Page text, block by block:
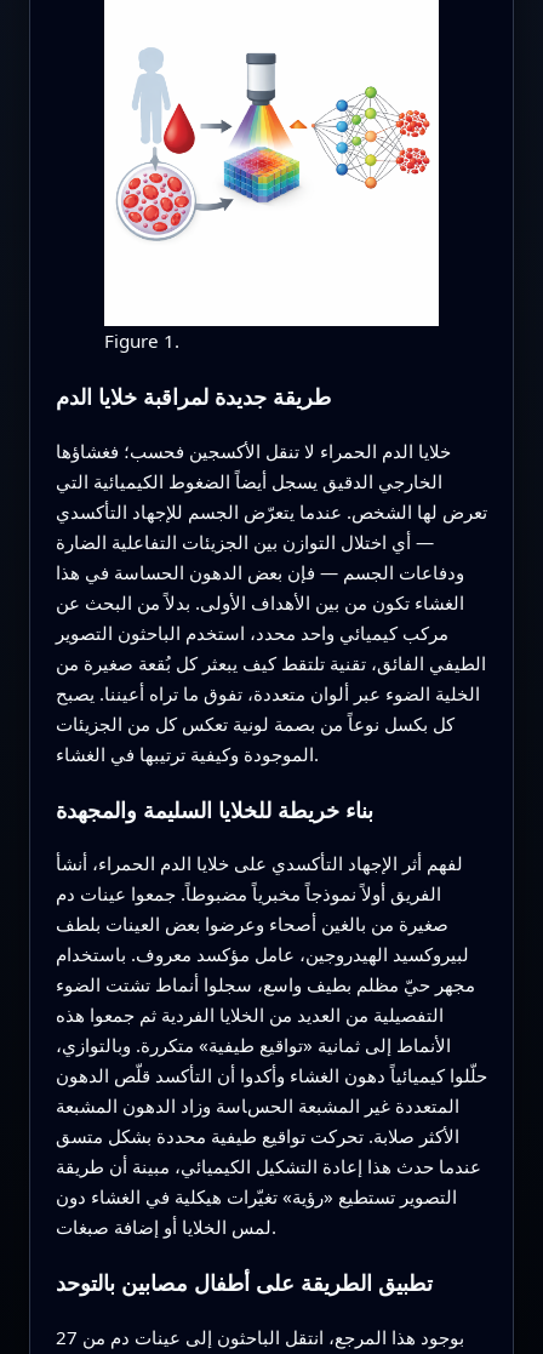
Figure 1.
طريقة جديدة لمراقبة خلايا الدم
خلايا الدم الحمراء لا تنقل الأكسجين فحسب؛ فغشاؤها
الخارجي الدقيق يسجل أيضاً الضغوط الكيميائية التي
تعرض لها الشخص. عندما يتعرّض الجسم للإجهاد التأكسدي
— أي اختلال التوازن بين الجزيئات التفاعلية الضارة
ودفاعات الجسم — فإن بعض الدهون الحساسة في هذا
الغشاء تكون من بين الأهداف الأولى. بدلاً من البحث عن
مركب كيميائي واحد محدد، استخدم الباحثون التصوير
الطيفي الفائق، تقنية تلتقط كيف يبعثر كل بُقعة صغيرة من
الخلية الضوء عبر ألوان متعددة، تفوق ما تراه أعيننا. يصبح
كل بكسل نوعاً من بصمة لونية تعكس كل من الجزيئات
الموجودة وكيفية ترتيبها في الغشاء.
بناء خريطة للخلايا السليمة والمجهدة
لفهم أثر الإجهاد التأكسدي على خلايا الدم الحمراء، أنشأ
الفريق أولاً نموذجاً مخبرياً مضبوطاً. جمعوا عينات دم
صغيرة من بالغين أصحاء وعرضوا بعض العينات بلطف
لبيروكسيد الهيدروجين، عامل مؤكسد معروف. باستخدام
مجهر حيّ مظلم بطيف واسع، سجلوا أنماط تشتت الضوء
التفصيلية من العديد من الخلايا الفردية ثم جمعوا هذه
الأنماط إلى ثمانية «تواقيع طيفية» متكررة. وبالتوازي،
حلّلوا كيميائياً دهون الغشاء وأكدوا أن التأكسد قلّص الدهون
المتعددة غير المشبعة الحساسة وزاد الدهون المشبعة
الأكثر صلابة. تحركت تواقيع طيفية محددة بشكل متسق
عندما حدث هذا إعادة التشكيل الكيميائي، مبينة أن طريقة
التصوير تستطيع «رؤية» تغيّرات هيكلية في الغشاء دون
لمس الخلايا أو إضافة صبغات.
تطبيق الطريقة على أطفال مصابين بالتوحد
بوجود هذا المرجع، انتقل الباحثون إلى عينات دم من 27